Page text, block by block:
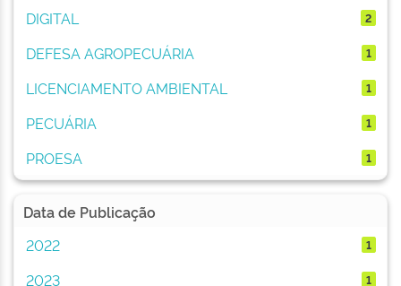
DIGITAL 2
DEFESA AGROPECUÁRIA 1
LICENCIAMENTO AMBIENTAL 1
PECUÁRIA 1
PROESA 1
Data de Publicação
2022
1
2023 1